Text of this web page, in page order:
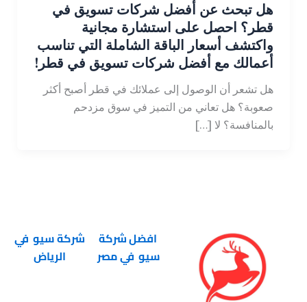
هل تبحث عن أفضل شركات تسويق في
قطر؟ احصل على استشارة مجانية
واكتشف أسعار الباقة الشاملة التي تناسب
أعمالك مع أفضل شركات تسويق في قطر!
هل تشعر أن الوصول إلى عملائك في قطر أصبح أكثر
صعوبة؟ هل تعاني من التميز في سوق مزدحم
بالمنافسة؟ لا […]
افضل شركة
سيو في مصر
شركة سيو في
الرياض